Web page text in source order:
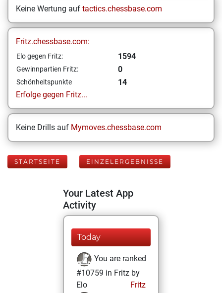
Keine Wertung auf tactics.chessbase.com
Fritz.chessbase.com:
Elo gegen Fritz: 1594
Gewinnpartien Fritz: 0
Schönheitspunkte
14
Erfolge gegen Fritz...
Keine Drills auf Mymoves.chessbase.com
STARTSEITE EINZELERGEBNISSE
Your Latest App
Activity
Today
You are ranked
#10759 in Fritz by
Elo
Fritz